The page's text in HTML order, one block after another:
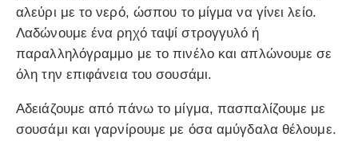
αλεύρι με το νερό, ώσπου το μίγμα να γίνει λείο.
Λαδώνουμε ένα ρηχό ταψί στρογγυλό ή
παραλληλόγραμμο με το πινέλο και απλώνουμε σε
όλη την επιφάνεια του σουσάμι.
Αδειάζουμε από πάνω το μίγμα, πασπαλίζουμε με
σουσάμι και γαρνίρουμε με όσα αμύγδαλα θέλουμε.